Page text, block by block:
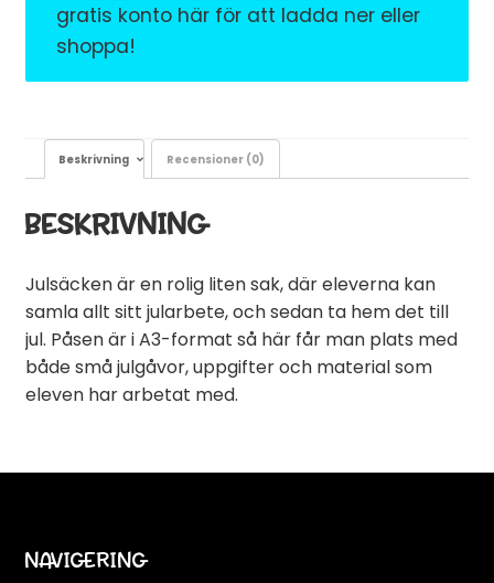
gratis konto här för att ladda ner eller
shoppa!
Beskrivning Recensioner (0)
BESKRIVNING
Julsäcken är en rolig liten sak, där eleverna kan
samla allt sitt jularbete, och sedan ta hem det till
jul. Påsen är i A3-format så här får man plats med
både små julgåvor, uppgifter och material som
eleven har arbetat med.
NAVIGERING